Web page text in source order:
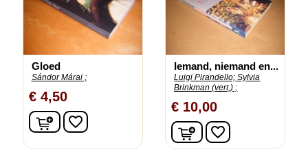
Gloed
Sándor Márai ;
€ 4,50
In winkelwagen
favorite_border
Iemand, niemand en...
Luigi Pirandello; Sylvia
Brinkman (vert,) ;
€ 10,00
In winkelwagen
favorite_border